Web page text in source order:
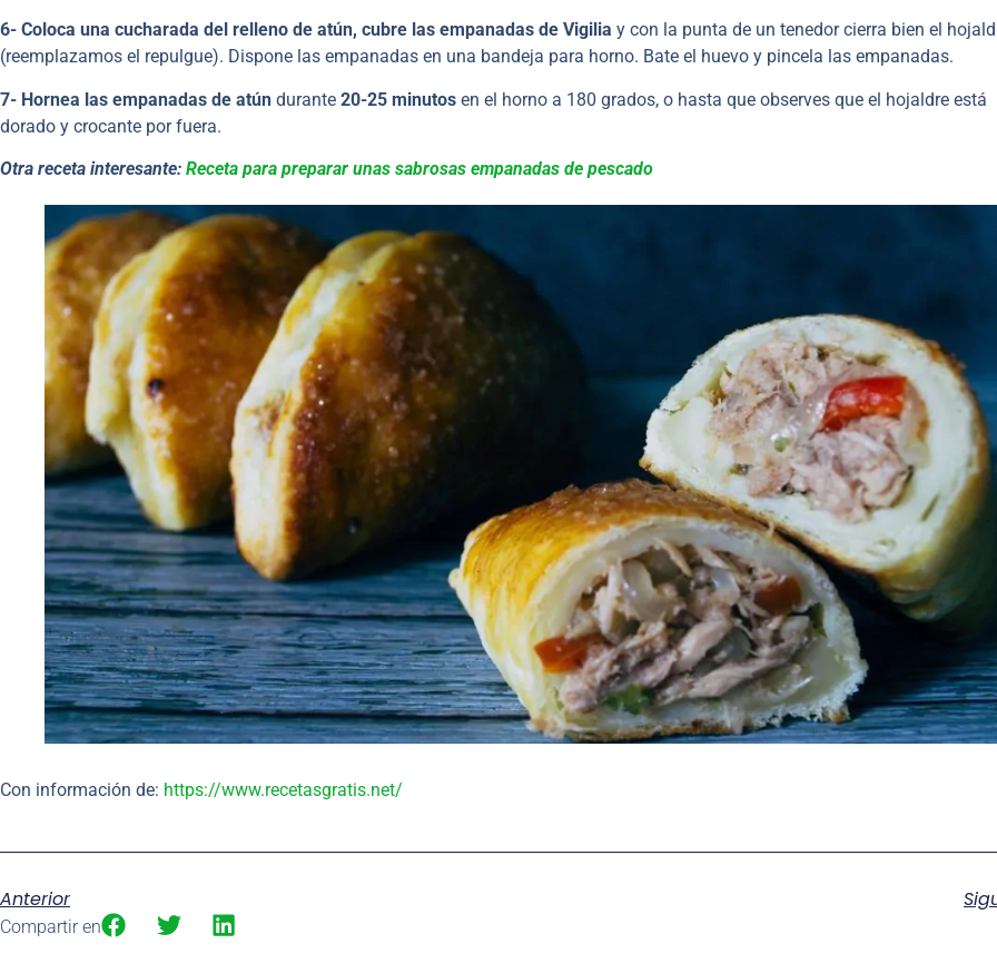
6- Coloca una cucharada del relleno de atún, cubre las empanadas de Vigilia y con la punta de un tenedor cierra bien el
(reemplazamos el repulgue). Dispone las empanadas en una bandeja para horno. Bate el huevo y pincela las empanadas.
7- Hornea las empanadas de atún durante 20-25 minutos en el horno a 180 grados, o hasta que observes que el hojaldre está
dorado y crocante por fuera.
Otra receta interesante: Receta para preparar unas sabrosas empanadas de pescado
Con información de: https://www.recetasgratis.net/
Anterior
Compartir en